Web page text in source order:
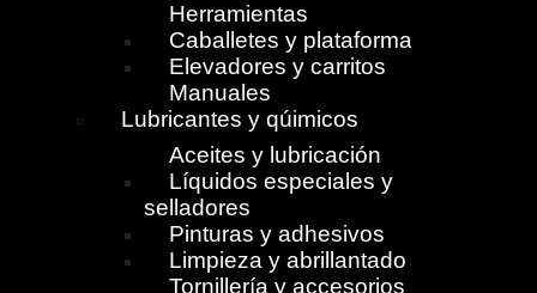
Herramientas
Caballetes y plataformas
Elevadores y carritos
Manuales
Lubricantes y qúimicos
Aceites y lubricación
Líquidos especiales y
selladores
Pinturas y adhesivos
Limpieza y abrillantado
Tornillería y accesorios